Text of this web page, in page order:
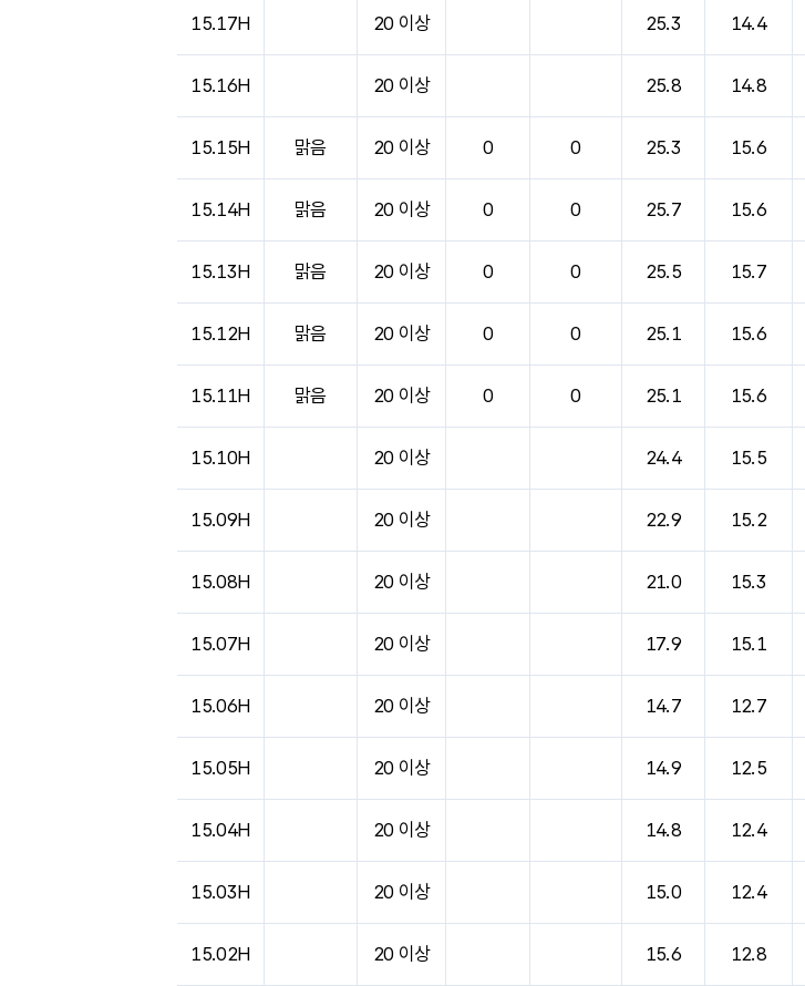
15.17H 20 이상 25.3 14.4
15.16H 20 이상 25.8 14.8
15.15H 맑음 20 이상 0 0 25.3 15.6
15.14H 맑음 20 이상 0 0 25.7 15.6
15.13H 맑음 20 이상 0 0 25.5 15.7
15.12H 맑음 20 이상 0 0 25.1 15.6
15.11H 맑음 20 이상 0 0 25.1 15.6
15.10H 20 이상 24.4 15.5
15.09H 20 이상 22.9 15.2
15.08H 20 이상 21.0 15.3
15.07H 20 이상 17.9 15.1
15.06H 20 이상 14.7 12.7
15.05H 20 이상 14.9 12.5
15.04H 20 이상 14.8 12.4
15.03H 20 이상 15.0 12.4
15.02H 20 이상 15.6 12.8